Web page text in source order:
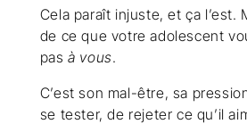
Cela paraît injuste, et ça l’est.
de ce que votre adolescent
pasà vous.
C’est son mal-être, sa
se tester, de rejeter ce qu’il